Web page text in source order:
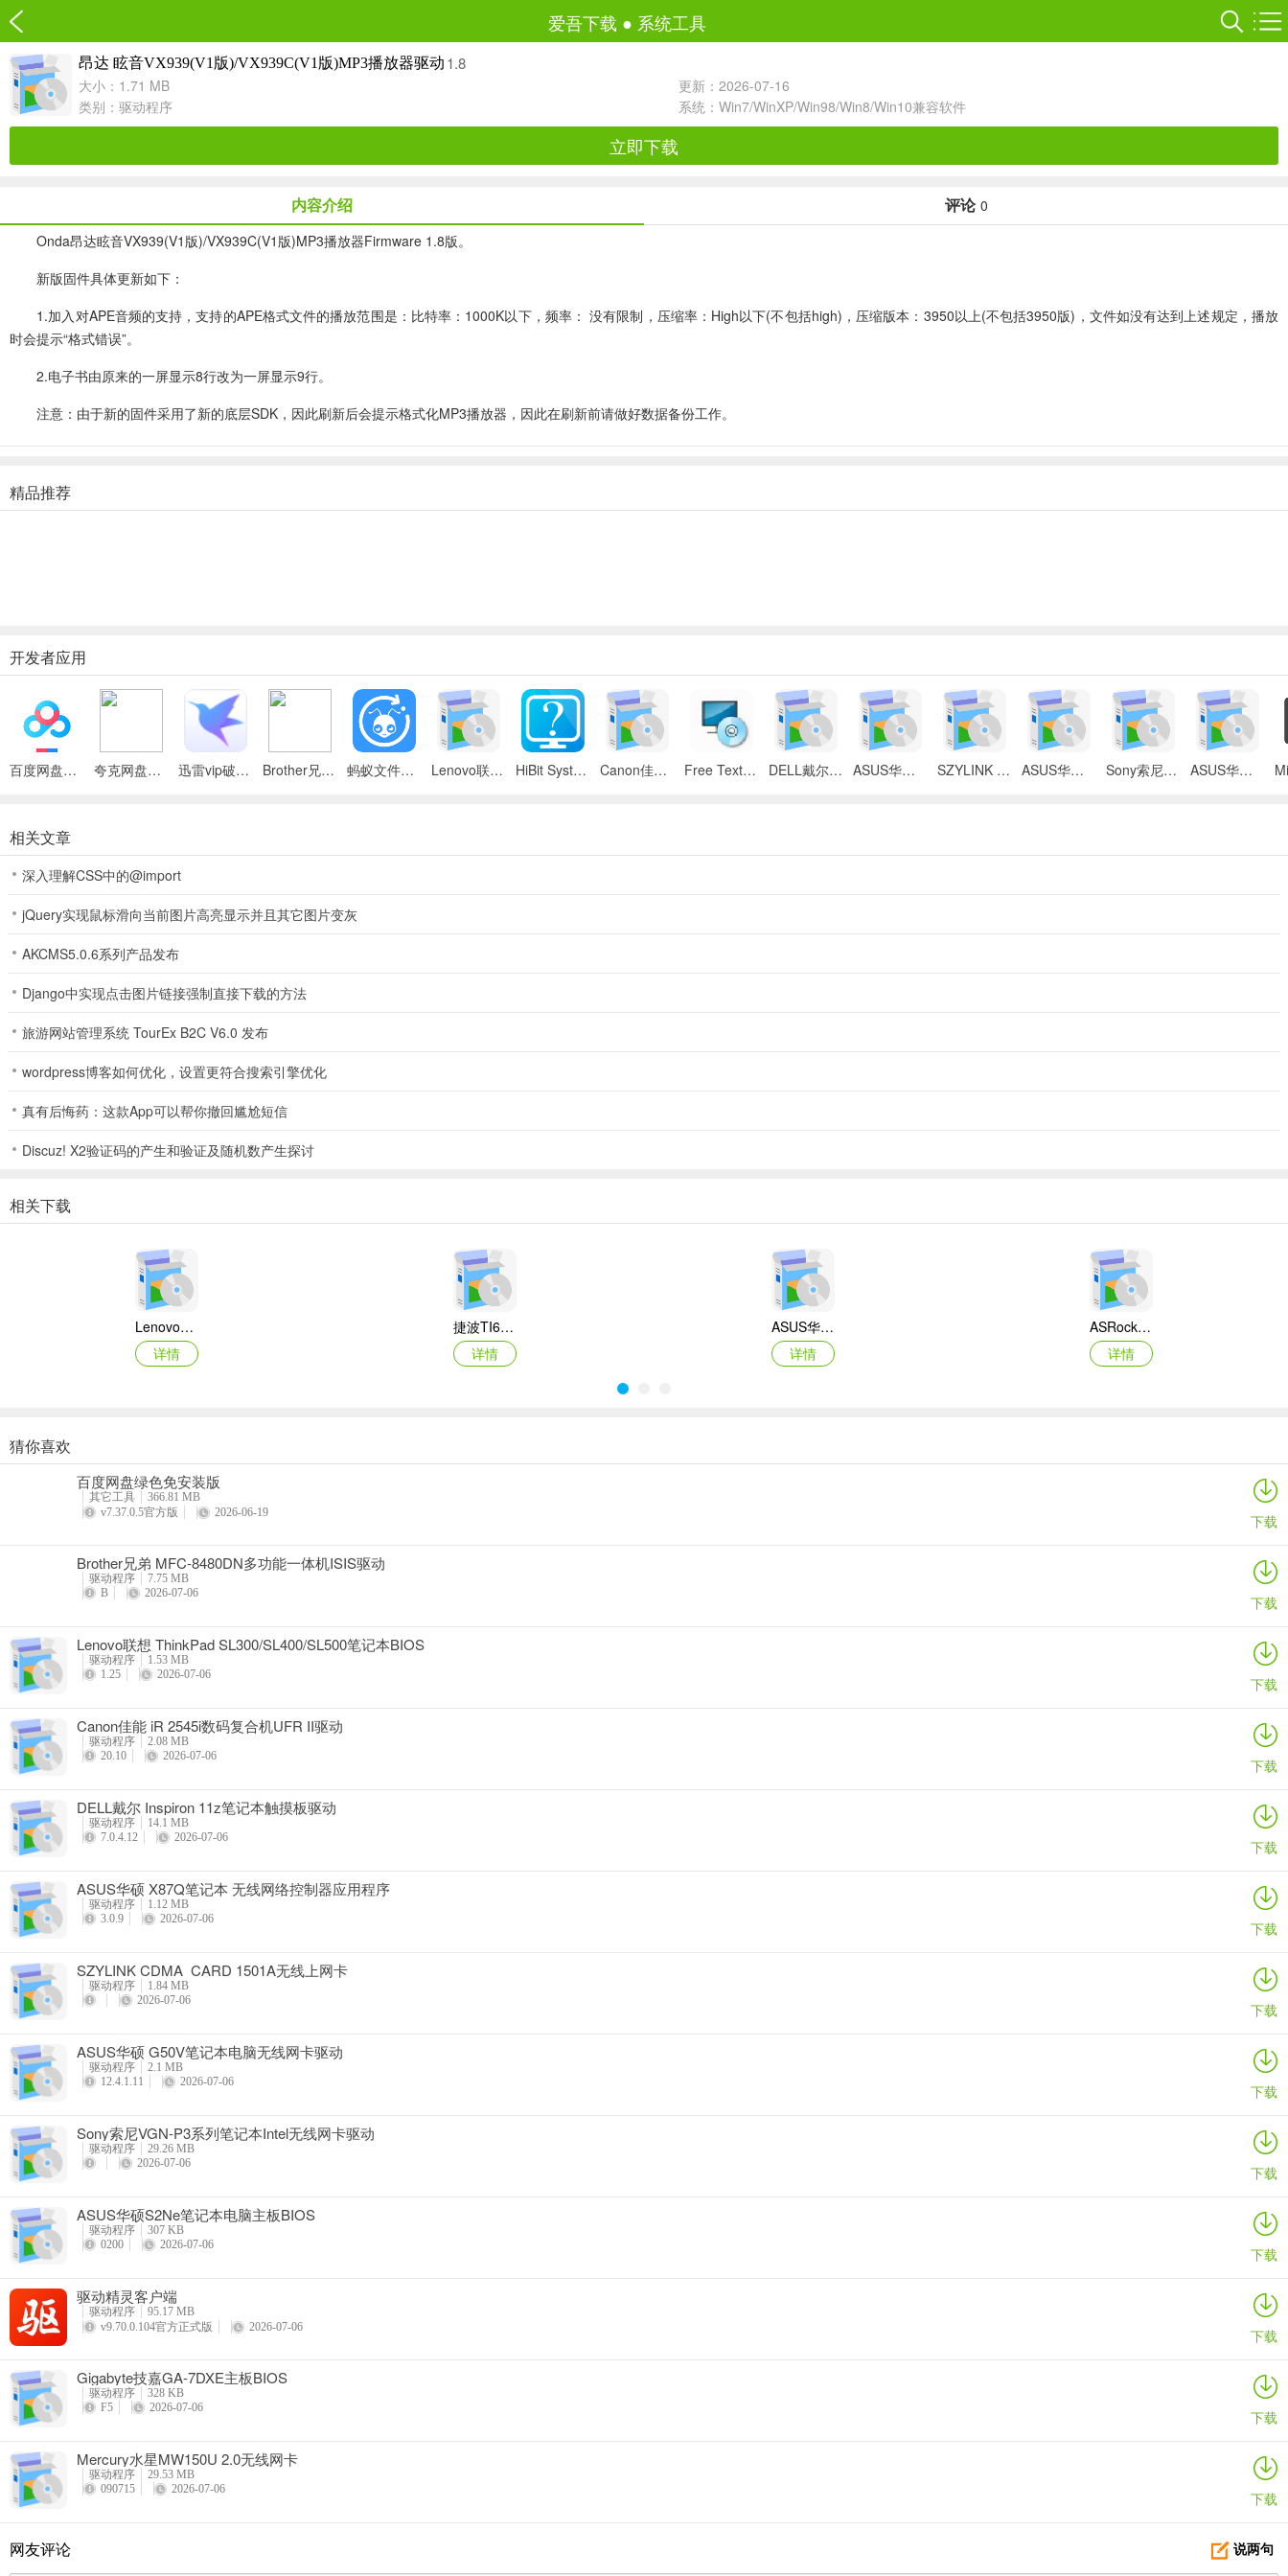
爱吾下载 ● 系统工具
昂达 眩音VX939(V1版)/VX939C(V1版)MP3播放器驱动 1.8
大小：1.71 MB
更新：2026-07-16
类别： 驱动程序 系统：Win7/WinXP/Win98/Win8/Win10兼容软件
立即下载
内容介绍 评论 0
Onda昂达眩音VX939(V1版)/VX939C(V1版)MP3播放器Firmware 1.8版。
新版固件具体更新如下：
1.加入对APE音频的支持，支持的APE格式文件的播放范围是：比特率：1000K以下，频率： 没有限制，压缩率：High以下(不包括high)，压缩版本：3950以上(不包括3950版)，文件如没有达到上述规定，播放
时会提示“格式错误”。
2.电子书由原来的一屏显示8行改为一屏显示9行。
注意：由于新的固件采用了新的底层SDK，因此刷新后会提示格式化MP3播放器，因此在刷新前请做好数据备份工作。
精品推荐
开发者应用
百度网盘绿色免安装Pc电脑版 夸克网盘官方正式版 迅雷vip破解版永久会员2024版 Brother兄弟 MFC-8480DN多功能一体机ISIS驱动 蚂蚁文件（数据恢复大师） Lenovo联想 ThinkPad SL300/SL400/SL500笔记本BIOS HiBit System Information(系统信息检测工具) Canon佳能 iR 2545i数码复合机UFR II驱动 Free Text to Speech DELL戴尔 Inspiron 11z笔记本触摸板驱动 ASUS华硕 X87Q笔记本 无线网络控制器应用程序 SZYLINK CDMA_CARD 1501A无线上网卡 ASUS华硕 G50V笔记本电脑无线网卡驱动 Sony索尼VGN-P3系列笔记本Intel无线网卡驱动 ASUS华硕S2Ne笔记本电脑主板BIOS
相关文章
深入理解CSS中的@import
jQuery实现鼠标滑向当前图片高亮显示并且其它图片变灰
AKCMS5.0.6系列产品发布
Django中实现点击图片链接强制直接下载的方法
旅游网站管理系统 TourEx B2C V6.0 发布
wordpress博客如何优化，设置更符合搜索引擎优化
真有后悔药：这款App可以帮你撤回尴尬短信
Discuz! X2验证码的产生和验证及随机数产生探讨
相关下载
Lenovo联想 Ideapad Z465/Z565系列笔记本 声卡驱动
详情
捷波TI61AG-A主板BIOS
详情
ASUS华硕F1A55-M LX3 R2.0主板BIOS
详情
ASRock华擎IMB-A160主板BIOS
详情
奥睿科PAS3062-2E/PAS3062-2S/PAS3064-2S2E系列扩展卡驱动
详情
Canon佳能 PowerShot A310 WIA驱动
AMD Mobility Radeon HD 2000/HD 3000/HD 4000/HD 5000系列移动显卡催化剂驱动
映泰Hi-Fi H77S 5.x主板BIOS
猜你喜欢
百度网盘绿色免安装版
其它工具
366.81 MB
v7.37.0.5官方版
2026-06-19 下载
Brother兄弟 MFC-8480DN多功能一体机ISIS驱动
驱动程序
7.75 MB
B
2026-07-06 下载
Lenovo联想 ThinkPad SL300/SL400/SL500笔记本BIOS
驱动程序
1.53 MB
1.25
2026-07-06 下载
Canon佳能 iR 2545i数码复合机UFR II驱动
驱动程序
2.08 MB
20.10
2026-07-06 下载
DELL戴尔 Inspiron 11z笔记本触摸板驱动
驱动程序
14.1 MB
7.0.4.12
2026-07-06 下载
ASUS华硕 X87Q笔记本 无线网络控制器应用程序
驱动程序
1.12 MB
3.0.9
2026-07-06 下载
SZYLINK CDMA_CARD 1501A无线上网卡
驱动程序
1.84 MB
2026-07-06
下载
ASUS华硕 G50V笔记本电脑无线网卡驱动
驱动程序
2.1 MB
12.4.1.11
2026-07-06 下载
Sony索尼VGN-P3系列笔记本Intel无线网卡驱动
驱动程序
29.26 MB
2026-07-06
下载
ASUS华硕S2Ne笔记本电脑主板BIOS
驱动程序
307 KB
0200
2026-07-06 下载
驱动精灵客户端
驱动程序
95.17 MB
v9.70.0.104官方正式版
2026-07-06 下载
Gigabyte技嘉GA-7DXE主板BIOS
驱动程序
328 KB
F5
2026-07-06 下载
Mercury水星MW150U 2.0无线网卡
驱动程序
29.53 MB
090715
2026-07-06 下载
说两句
网友评论